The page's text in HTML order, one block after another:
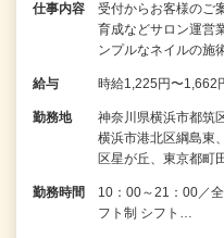
仕事内容
受付からお客様のご
育成などサロン運営
ンプルなネイルの施
給与 時給1,225円〜1,662
勤務地
神奈川県横浜市都筑
横浜市港北区綱島東
区星が丘、東京都町
勤務時間
10：00～21：00／
フト制 シフト…